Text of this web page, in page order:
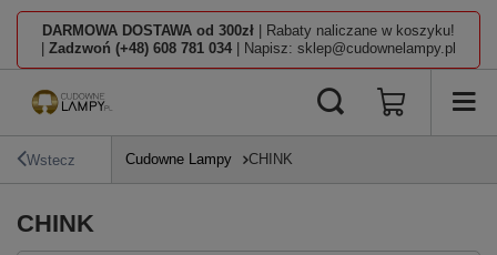
DARMOWA DOSTAWA od 300zł | Rabaty naliczane w koszyku!
Zadzwoń (+48) 608 781 034 | Napisz: sklep@cudownelampy.pl
Wstecz Cudowne Lampy CHINK
CHINK